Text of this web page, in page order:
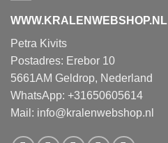
WWW.KRALENWEBSHOP.NL
Petra Kivits
Postadres: Erebor 10
5661AM Geldrop, Nederland
WhatsApp: +31650605614
Mail: info@kralenwebshop.nl